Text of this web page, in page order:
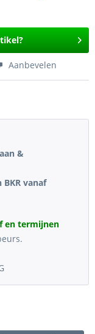
Aanbevelen
&
vanaf
en termijnen